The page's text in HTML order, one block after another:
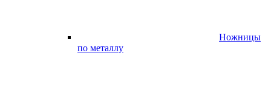
Ножницы
по металлу